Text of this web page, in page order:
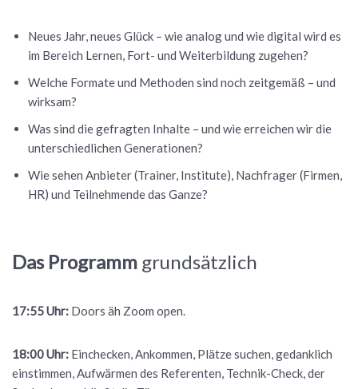
Neues Jahr, neues Glück – wie analog und wie digital wird es
im Bereich Lernen, Fort- und Weiterbildung zugehen?
Welche Formate und Methoden sind noch zeitgemäß – und
wirksam?
Was sind die gefragten Inhalte – und wie erreichen wir die
unterschiedlichen Generationen?
Wie sehen Anbieter (Trainer, Institute), Nachfrager (Firmen,
HR) und Teilnehmende das Ganze?
Das Programm grundsätzlich
17:55 Uhr: Doors äh Zoom open.
18:00 Uhr: Einchecken, Ankommen, Plätze suchen, gedanklich
einstimmen, Aufwärmen des Referenten, Technik-Check, der